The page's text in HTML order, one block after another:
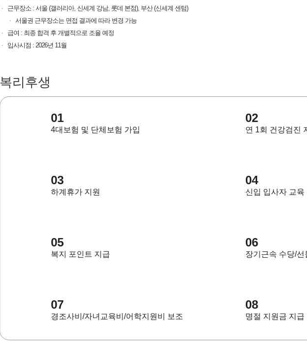
·
근무장소 : 서울 (갤러리아, 신세계 강남, 롯데 본점), 부산 (신세계 센텀)
· 서울권 근무장소는 면접 결과에 따라 변경 가능
·
급여 : 최종 합격 후 개별적으로 조율 예정
·
입사시점 : 2026년 11월
복리후생
01
4대보험 및 단체보험 가입
02
연 1회 건강검진
03
하계휴가 지원
04
신입 입사자 교육
05
복지 포인트 지급
06
장기근속 수당/선
07
경조사비/자녀교육비/어학지원비 보조
08
명절 지원금 지급